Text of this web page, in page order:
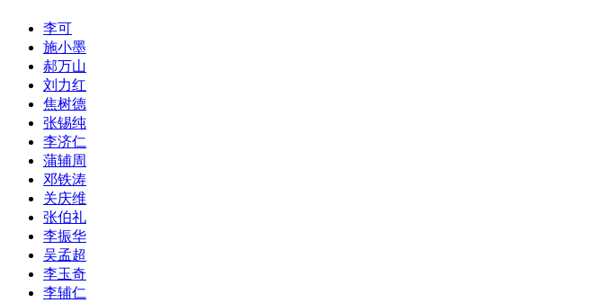
李可
施小墨
郝万山
刘力红
焦树德
张锡纯
李济仁
蒲辅周
邓铁涛
关庆维
张伯礼
李振华
吴孟超
李玉奇
李辅仁